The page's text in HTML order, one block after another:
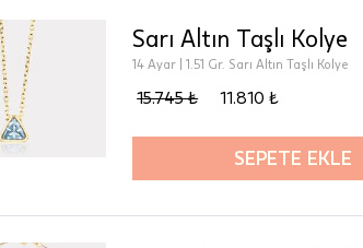
Sarı Altın Taşlı Kolye
14 Ayar | 1.51 Gr. Sarı Altın Taşlı Kolye
15.745 ₺ 11.810 ₺
SEPETE EKLE